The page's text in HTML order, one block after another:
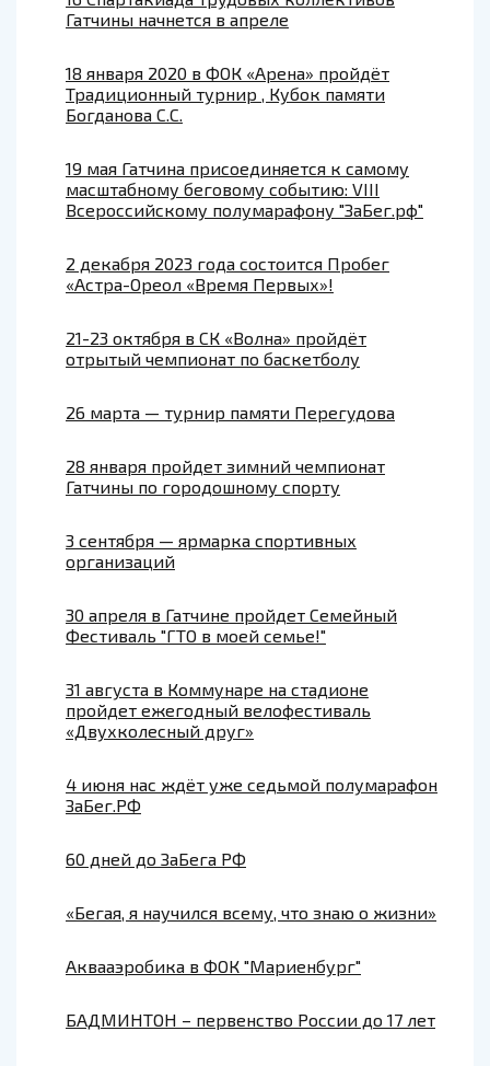
Гатчины начнется в апреле
18 января 2020 в ФОК «Арена» пройдёт
Традиционный турнир , Кубок памяти
Богданова С.С.
19 мая Гатчина присоединяется к самому
масштабному беговому событию: VIII
Всероссийскому полумарафону "ЗаБег.рф"
2 декабря 2023 года состоится Пробег
«Астра-Ореол «Время Первых»!
21-23 октября в СК «Волна» пройдёт
отрытый чемпионат по баскетболу
26 марта — турнир памяти Перегудова
28 января пройдет зимний чемпионат
Гатчины по городошному спорту
3 сентября — ярмарка спортивных
организаций
30 апреля в Гатчине пройдет Семейный
Фестиваль "ГТО в моей семье!"
31 августа в Коммунаре на стадионе
пройдет ежегодный велофестиваль
«Двухколесный друг»
4 июня нас ждёт уже седьмой полумарафон
ЗаБег.РФ
60 дней до ЗаБега РФ
«Бегая, я научился всему, что знаю о жизни»
Аквааэробика в ФОК "Мариенбург"
БАДМИНТОН – первенство России до 17 лет